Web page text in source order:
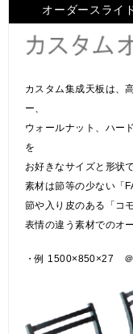
オーダースライ
カスタム集成天板は、
ー、
ウォールナット、ハー
を
お好きなサイズと形状
素材は節等の少ない「
節や入り皮のある「コ
表情の違う素材でのオ
・例 1500×850×27